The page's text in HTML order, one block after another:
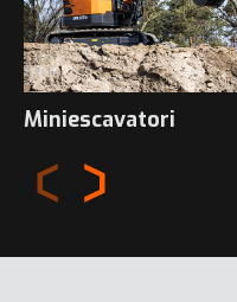
Miniescavatori